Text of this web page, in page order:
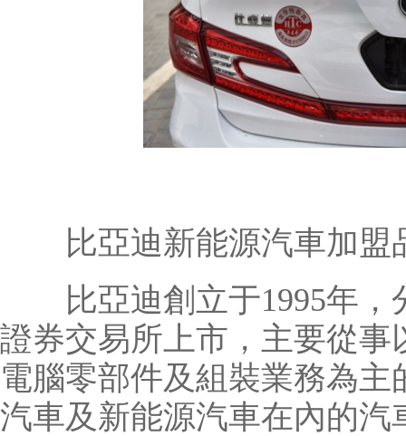
比亞迪新能源汽車加盟
比亞迪創立于1995年，
證券交易所上市，主要從
電腦零部件及組裝業務為
汽車及新能源汽車在內的